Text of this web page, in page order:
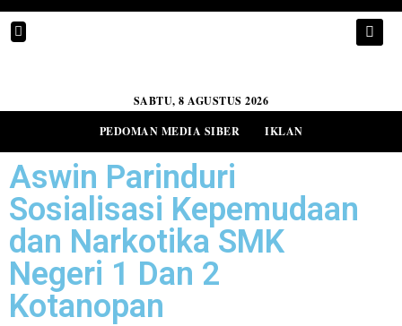
SABTU, 8 AGUSTUS 2026
PEDOMAN MEDIA SIBER
IKLAN
Aswin Parinduri
Sosialisasi Kepemudaan
dan Narkotika SMK
Negeri 1 Dan 2
Kotanopan